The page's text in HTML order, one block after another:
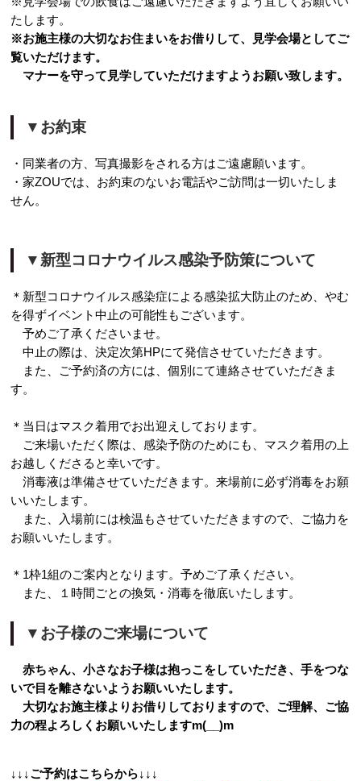
たします。
※お施主様の大切なお住まいをお借りして、見学会場としてご
覧いただけます。
マナーを守って見学していただけますようお願い致します。
▼お約束
・同業者の方、写真撮影をされる方はご遠慮願います。
・家ZOUでは、お約束のないお電話やご訪問は一切いたしま
せん。
▼新型コロナウイルス感染予防策について
＊新型コロナウイルス感染症による感染拡大防止のため、やむ
を得ずイベント中止の可能性もございます。
予めご了承くださいませ。
中止の際は、決定次第HPにて発信させていただきます。
また、ご予約済の方には、個別にて連絡させていただきま
す。
＊当日はマスク着用でお出迎えしております。
ご来場いただく際は、感染予防のためにも、マスク着用の上
お越しくださると幸いです。
消毒液は準備させていただきます。来場前に必ず消毒をお願
いいたします。
また、入場前には検温もさせていただきますので、ご協力を
お願いいたします。
＊1枠1組のご案内となります。予めご了承ください。
また、１時間ごとの換気・消毒を徹底いたします。
▼お子様のご来場について
赤ちゃん、小さなお子様は抱っこをしていただき、手をつな
いで目を離さないようお願いいたします。
大切なお施主様よりお借りしておりますので、ご理解、ご協
力の程よろしくお願いいたしますm(__)m
↓↓↓ご予約はこちらから↓↓↓